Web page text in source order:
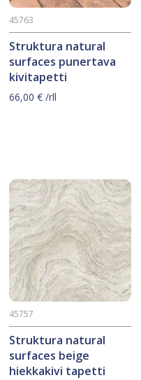
Struktura natural
surfaces punertava
kivitapetti
45763
66,00 €/rll
Struktura natural
surfaces beige
hiekkakivi tapetti
45757